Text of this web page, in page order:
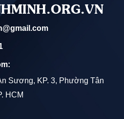
nóng trong gia đình và công
chất liệu Polypropylene
ống nhựa Dekko có khả
học, không bị tác động bởi các
sinh hoạt.
đặc biệt, ống nhựa PPR
Sương, KP. 3, Phường Tân
HCM